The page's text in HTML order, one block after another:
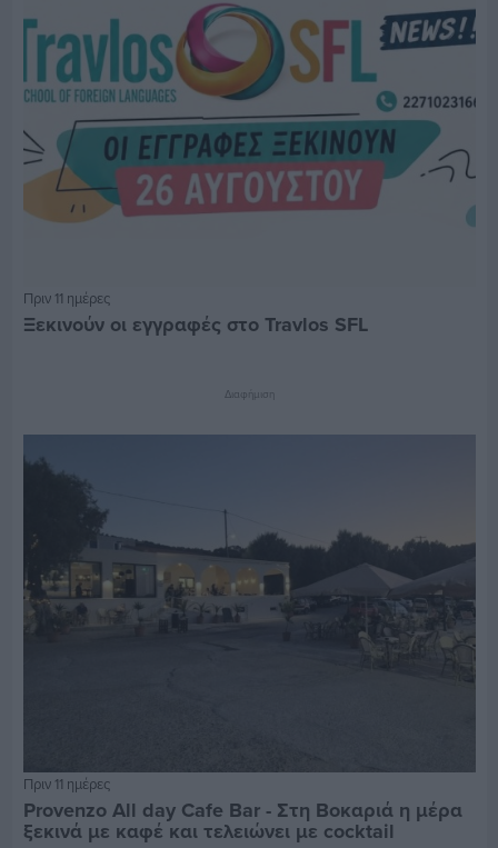
Πριν 11 ημέρες
Ξεκινούν οι εγγραφές στο Travlos SFL
Διαφήμιση
Πριν 11 ημέρες
Provenzo All day Cafe Bar - Στη Βοκαριά η μέρα
ξεκινά με καφέ και τελειώνει με cocktail